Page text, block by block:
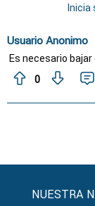
Inicia
Usuario Anonimo
Es necesario
0
NUESTRA